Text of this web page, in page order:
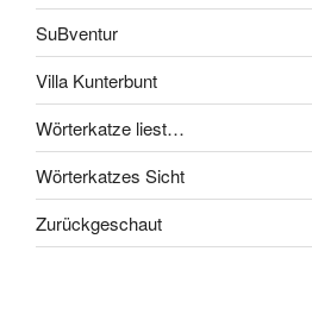
SuBventur
Villa Kunterbunt
Wörterkatze liest…
Wörterkatzes Sicht
Zurückgeschaut